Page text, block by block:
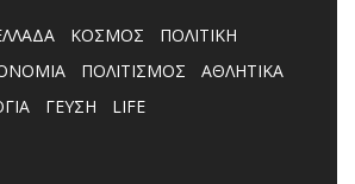
ΚΟΣΜΟΣ
ΠΟΛΙΤΙΚΗ
ΠΟΛΙΤΙΣΜΟΣ
ΑΘΛΗΤΙΚΑ
ΓΕΥΣΗ LIFE